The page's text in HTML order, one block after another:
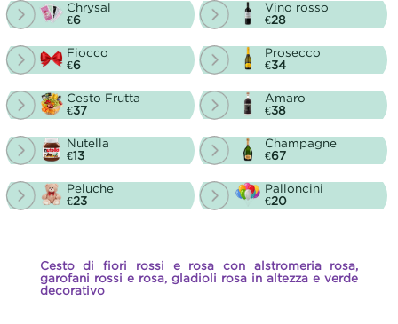
Chrysal
€6
Fiocco
€6
Cesto Frutta
€37
Nutella
€13
Peluche
€23
Vino rosso
€28
Prosecco
€34
Amaro
€38
Champagne
€67
Palloncini
€20
Cesto di fiori rossi e rosa con alstromeria rosa,
garofani rossi e rosa, gladioli rosa in altezza e verde
decorativo